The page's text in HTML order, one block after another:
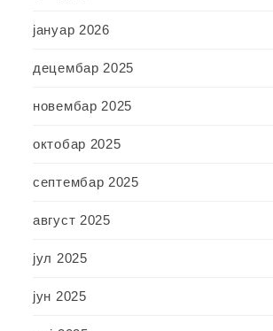
јануар 2026
децембар 2025
новембар 2025
октобар 2025
септембар 2025
август 2025
јул 2025
јун 2025